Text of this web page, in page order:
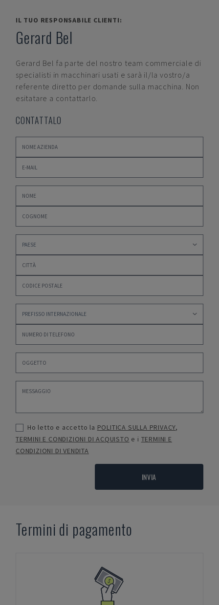
IL TUO RESPONSABILE CLIENTI:
Gerard Bel
Gerard Bel fa parte del nostro team commerciale di
specialisti in macchinari usati e sarà il/la vostro/a
referente diretto per domande sulla macchina. Non
esitatare a contattarlo.
CONTATTALO
Ho letto e accetto la POLITICA SULLA PRIVACY,
TERMINI E CONDIZIONI DI ACQUISTO e i TERMINI E
CONDIZIONI DI VENDITA
INVIA
Termini di pagamento